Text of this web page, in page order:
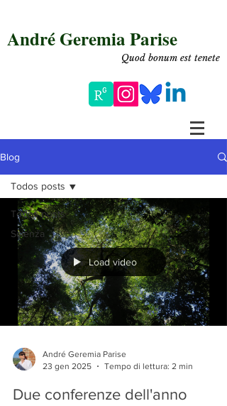
André Geremia Parise
Quod bonum est tenete
Blog
Todos posts
Scienza
Todos posts
Load video
André Geremia Parise
23 gen 2025
Tempo di lettura: 2 min
Due conferenze dell'anno